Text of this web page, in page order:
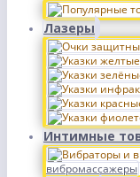
Лазеры
Интимные
вибромассажеры